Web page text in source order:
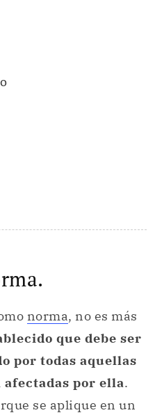
norma, no es más
que debe ser
por todas aquellas
afectadas por ella.
se aplique en un